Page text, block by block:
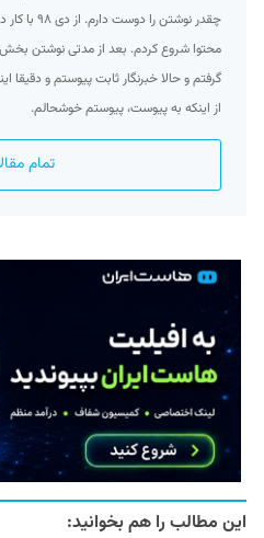
چقدر
محتوا شروع کردم. بعد از مدتی نوشتن
گرفتم و حالا خبرنگار ثابت پیوستم و
از اینکه به پیوست، پیوستم خوشحالم.
تمام
این مطالب را هم بخوانید: